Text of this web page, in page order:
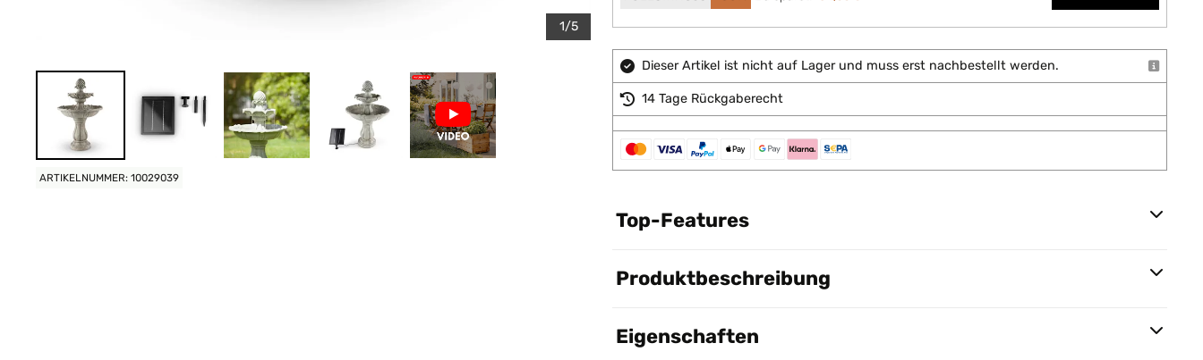
1/5
ARTIKELNUMMER: 10029039
Dieser Artikel ist nicht auf Lager und muss erst nachbestellt werden.
14 Tage Rückgaberecht
Top-Features
Produktbeschreibung
Eigenschaften